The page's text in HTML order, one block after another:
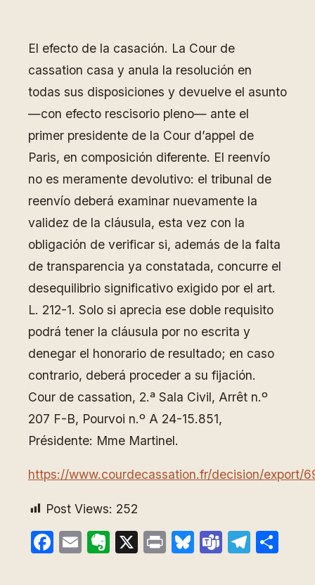
El efecto de la casación. La Cour de
cassation casa y anula la resolución en
todas sus disposiciones y devuelve el asunto
—con efecto rescisorio pleno— ante el
primer presidente de la Cour d’appel de
Paris, en composición diferente. El reenvío
no es meramente devolutivo: el tribunal de
reenvío deberá examinar nuevamente la
validez de la cláusula, esta vez con la
obligación de verificar si, además de la falta
de transparencia ya constatada, concurre el
desequilibrio significativo exigido por el art.
L. 212-1. Solo si aprecia ese doble requisito
podrá tener la cláusula por no escrita y
denegar el honorario de resultado; en caso
contrario, deberá proceder a su fijación.
Cour de cassation, 2.ª Sala Civil, Arrêt n.º
207 F-B, Pourvoi n.º A 24-15.851,
Présidente: Mme Martinel.
https://www.courdecassation.fr/decision/export/
Post Views: 252
Facebook
EmailEvernote
X PrintBluesky
Teams